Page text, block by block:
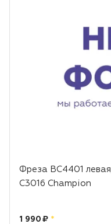
Фреза BC4401
С3016 Champion
Цена:
1 990 ₽ рублей
*